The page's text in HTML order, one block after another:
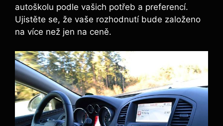
autoškolu podle vašich potřeb a preferencí.
Ujistěte se, že vaše rozhodnutí bude založeno
na více než jen na ceně.